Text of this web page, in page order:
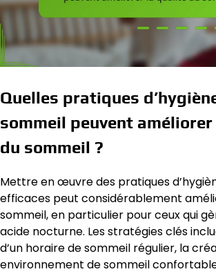
Quelles pratiques
sommeil peuvent
du sommeil ?
Mettre en œuvre des pratiques
efficaces peut considérablement
sommeil, en particulier pour ceux qui
acide nocturne. Les stratégies clés
d’un horaire de sommeil régulier, la
environnement de sommeil